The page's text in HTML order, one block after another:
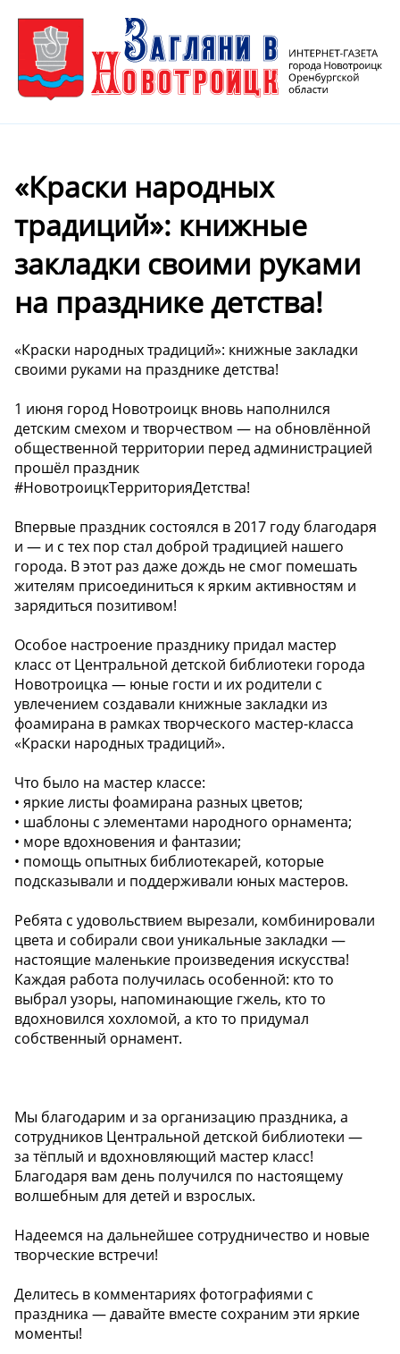
«Краски народных
традиций»: книжные
закладки своими руками
на празднике детства!
«Краски народных традиций»: книжные закладки
своими руками на празднике детства!
1 июня город Новотроицк вновь наполнился
детским смехом и творчеством — на обновлённой
общественной территории перед администрацией
прошёл праздник
#НовотроицкТерриторияДетства!
Впервые праздник состоялся в 2017 году благодаря
и — и с тех пор стал доброй традицией нашего
города. В этот раз даже дождь не смог помешать
жителям присоединиться к ярким активностям и
зарядиться позитивом!
Особое настроение празднику придал мастер
класс от Центральной детской библиотеки города
Новотроицка — юные гости и их родители с
увлечением создавали книжные закладки из
фоамирана в рамках творческого мастер-класса
«Краски народных традиций».
Что было на мастер классе:
• яркие листы фоамирана разных цветов;
• шаблоны с элементами народного орнамента;
• море вдохновения и фантазии;
• помощь опытных библиотекарей, которые
подсказывали и поддерживали юных мастеров.
Ребята с удовольствием вырезали, комбинировали
цвета и собирали свои уникальные закладки —
настоящие маленькие произведения искусства!
Каждая работа получилась особенной: кто то
выбрал узоры, напоминающие гжель, кто то
вдохновился хохломой, а кто то придумал
собственный орнамент.
Мы благодарим и за организацию праздника, а
сотрудников Центральной детской библиотеки —
за тёплый и вдохновляющий мастер класс!
Благодаря вам день получился по настоящему
волшебным для детей и взрослых.
Надеемся на дальнейшее сотрудничество и новые
творческие встречи!
Делитесь в комментариях фотографиями с
праздника — давайте вместе сохраним эти яркие
моменты!